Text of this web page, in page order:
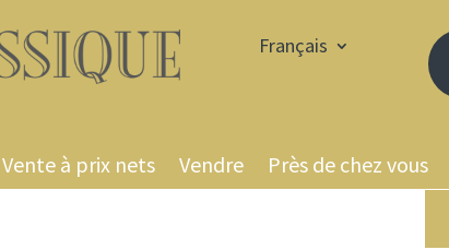
Français
Vente à prix nets Vendre Près de chez vous